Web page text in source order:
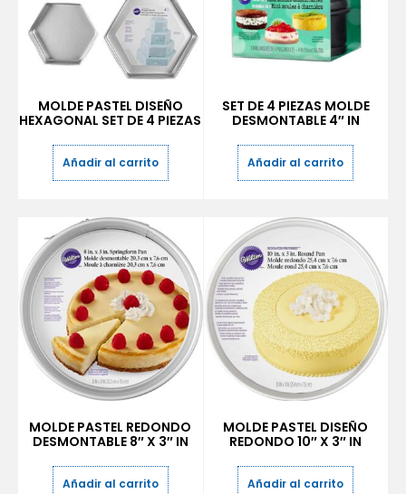
MOLDE PASTEL DISEÑO
HEXAGONAL SET DE 4 PIEZAS
Añadir al carrito
SET DE 4 PIEZAS MOLDE
DESMONTABLE 4″ IN
Añadir al carrito
MOLDE PASTEL REDONDO
DESMONTABLE 8″ X 3″ IN
Añadir al carrito
MOLDE PASTEL DISEÑO
REDONDO 10″ X 3″ IN
Añadir al carrito